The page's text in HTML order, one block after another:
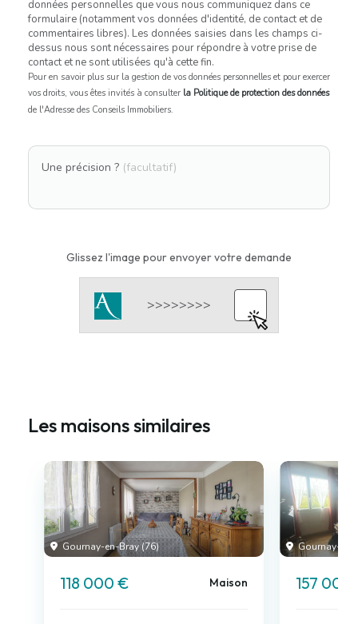
données personnelles que vous nous communiquez dans ce
formulaire (notamment vos données d'identité, de contact et de
commentaires libres). Les données saisies dans les champs ci-
dessus nous sont nécessaires pour répondre à votre prise de
contact et ne sont utilisées qu'à cette fin.
Pour en savoir plus sur la gestion de vos données personnelles et pour exercer
vos droits, vous êtes invités à consulter la Politique de protection des données
de l'Adresse des Conseils Immobiliers.
Une précision ? (facultatif)
Glissez l'image pour envoyer votre demande
Les maisons similaires
Gournay-en-Bray (76)
118 000 € Maison
Gournay-en-
157 000